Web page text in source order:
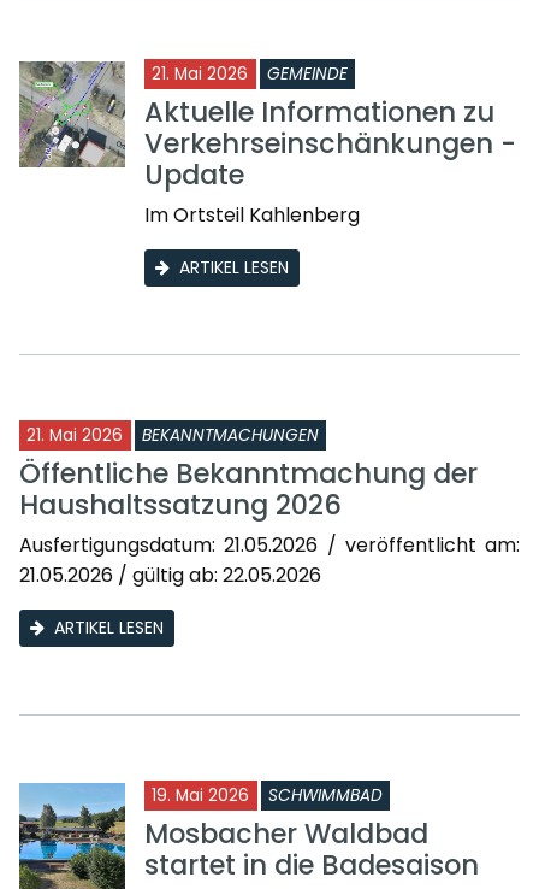
21. Mai 2026 GEMEINDE
Aktuelle Informationen zu
Verkehrseinschänkungen -
Update
Im Ortsteil Kahlenberg
ARTIKEL LESEN
21. Mai 2026 BEKANNTMACHUNGEN
Öffentliche Bekanntmachung der
Haushaltssatzung 2026
Ausfertigungsdatum: 21.05.2026 / veröffentlicht am:
21.05.2026 / gültig ab: 22.05.2026
ARTIKEL LESEN
19. Mai 2026 SCHWIMMBAD
Mosbacher Waldbad
startet in die Badesaison